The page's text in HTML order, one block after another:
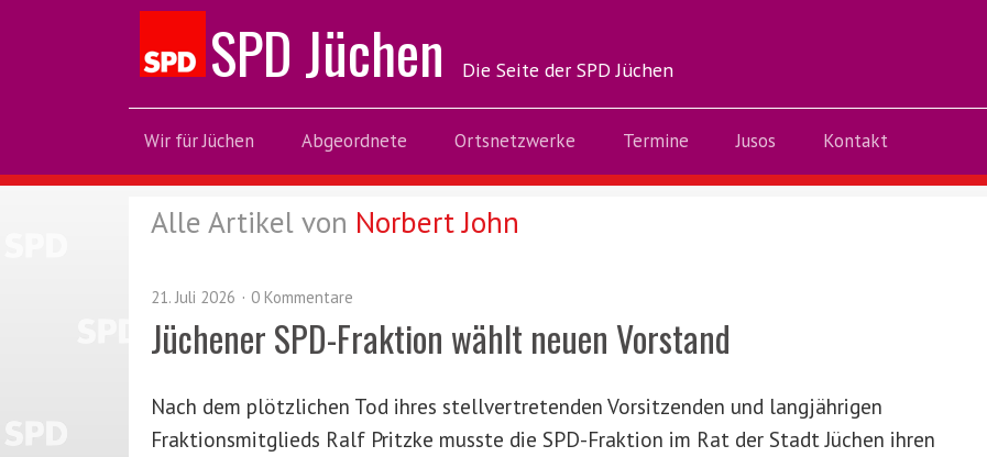
SPD Jüchen Die Seite der SPD Jüchen
Wir für Jüchen Abgeordnete Ortsnetzwerke Termine Jusos Kontakt
Alle Artikel von Norbert John
21. Juli 2026 0 Kommentare
Jüchener SPD-Fraktion wählt neuen Vorstand
Nach dem plötzlichen Tod ihres stellvertretenden Vorsitzenden und langjährigen
Fraktionsmitglieds Ralf Pritzke musste die SPD-Fraktion im Rat der Stadt Jüchen ihren